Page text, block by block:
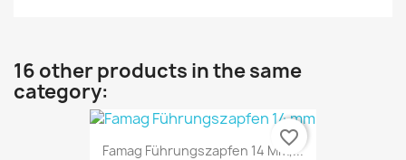
16 other products in the same
category:
Famag Führungszapfen 14 Mm,...
favorite_border